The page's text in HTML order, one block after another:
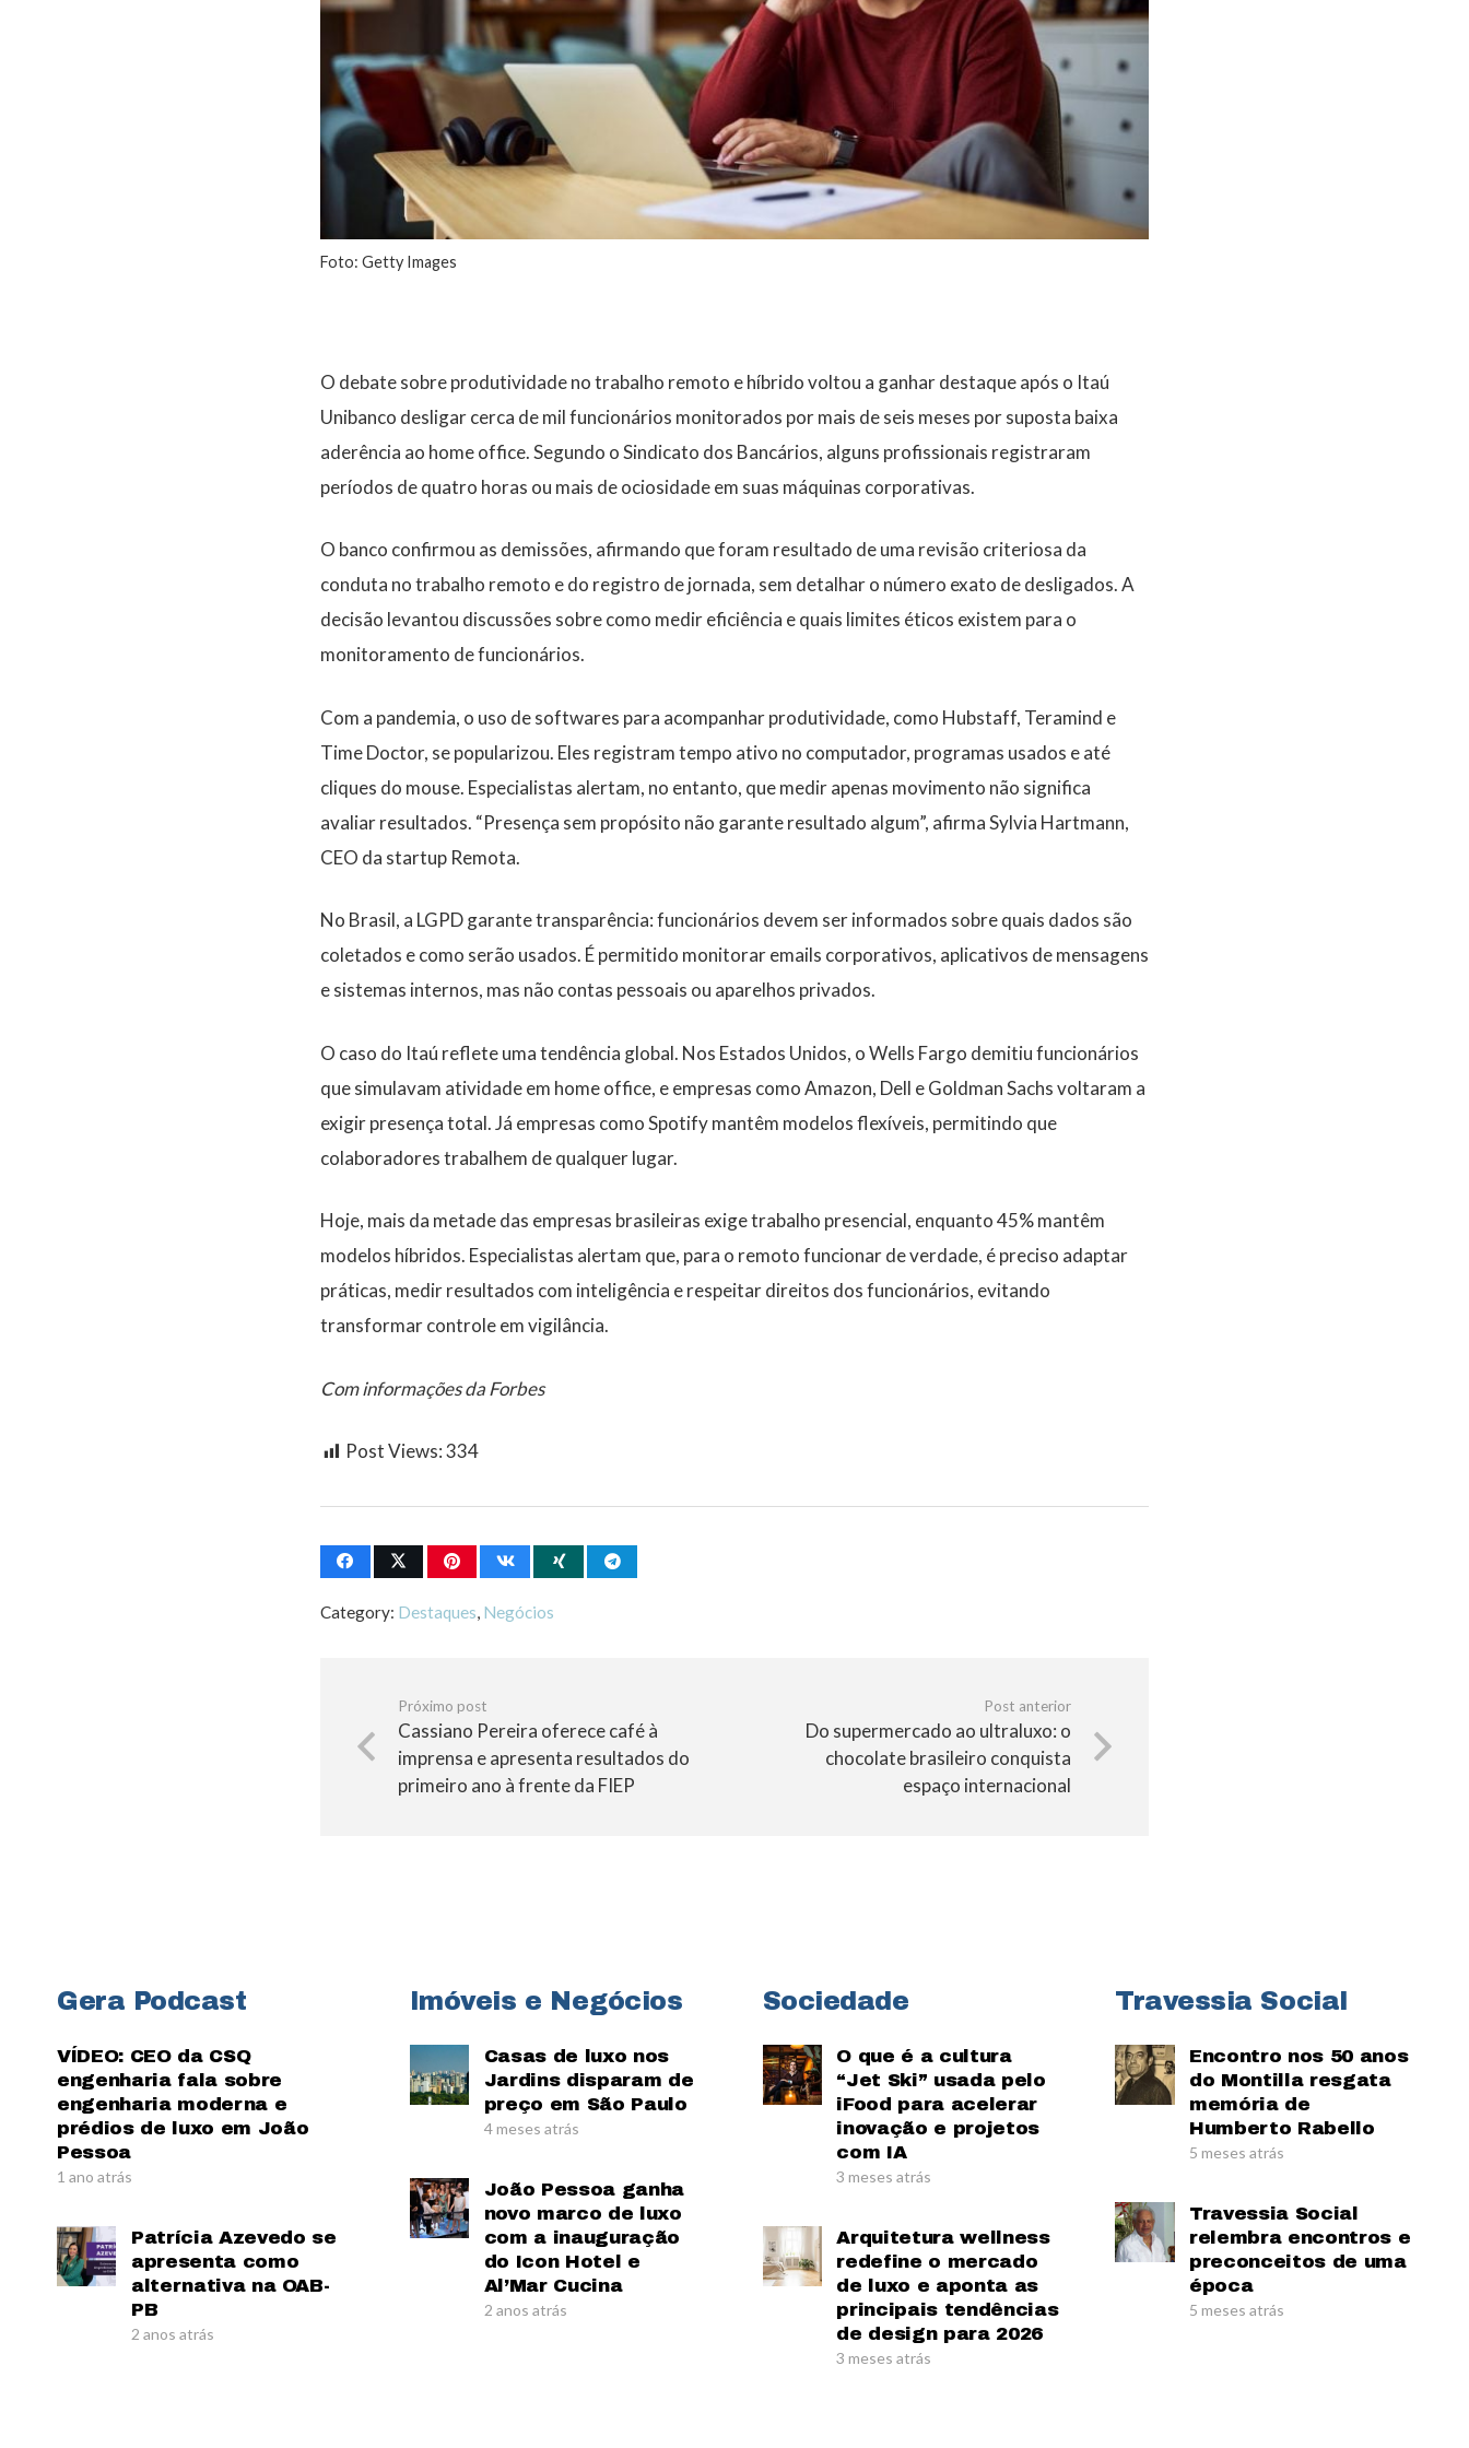
Foto: Getty Images
O debate sobre produtividade no trabalho remoto e híbrido voltou a ganhar destaque após o Itaú
Unibanco desligar cerca de mil funcionários monitorados por mais de seis meses por suposta baixa
aderência ao home office. Segundo o Sindicato dos Bancários, alguns profissionais registraram
períodos de quatro horas ou mais de ociosidade em suas máquinas corporativas.
O banco confirmou as demissões, afirmando que foram resultado de uma revisão criteriosa da
conduta no trabalho remoto e do registro de jornada, sem detalhar o número exato de desligados. A
decisão levantou discussões sobre como medir eficiência e quais limites éticos existem para o
monitoramento de funcionários.
Com a pandemia, o uso de softwares para acompanhar produtividade, como Hubstaff, Teramind e
Time Doctor, se popularizou. Eles registram tempo ativo no computador, programas usados e até
cliques do mouse. Especialistas alertam, no entanto, que medir apenas movimento não significa
avaliar resultados. “Presença sem propósito não garante resultado algum”, afirma Sylvia Hartmann,
CEO da startup Remota.
No Brasil, a LGPD garante transparência: funcionários devem ser informados sobre quais dados são
coletados e como serão usados. É permitido monitorar emails corporativos, aplicativos de mensagens
e sistemas internos, mas não contas pessoais ou aparelhos privados.
O caso do Itaú reflete uma tendência global. Nos Estados Unidos, o Wells Fargo demitiu funcionários
que simulavam atividade em home office, e empresas como Amazon, Dell e Goldman Sachs voltaram a
exigir presença total. Já empresas como Spotify mantêm modelos flexíveis, permitindo que
colaboradores trabalhem de qualquer lugar.
Hoje, mais da metade das empresas brasileiras exige trabalho presencial, enquanto 45% mantêm
modelos híbridos. Especialistas alertam que, para o remoto funcionar de verdade, é preciso adaptar
práticas, medir resultados com inteligência e respeitar direitos dos funcionários, evitando
transformar controle em vigilância.
Com informações da Forbes
Post Views:334
Category: Destaques, Negócios
Próximo post
Cassiano Pereira oferece café à
imprensa e apresenta resultados do
primeiro ano à frente da FIEP
Post anterior
Do supermercado ao ultraluxo: o
chocolate brasileiro conquista
espaço internacional
Gera Podcast
VÍDEO: CEO da CSQ
engenharia fala sobre
engenharia moderna e
prédios de luxo em João
Pessoa
1 ano atrás
Patrícia Azevedo se
apresenta como
alternativa na OAB-
PB
2 anos atrás
Imóveis e Negócios
Casas de luxo nos
Jardins disparam de
preço em São Paulo
4 meses atrás
João Pessoa ganha
novo marco de luxo
com a inauguração
do Icon Hotel e
Al’Mar Cucina
2 anos atrás
Sociedade
O que é a cultura
“Jet Ski” usada pelo
iFood para acelerar
inovação e projetos
com IA
3 meses atrás
Arquitetura wellness
redefine o mercado
de luxo e aponta as
principais tendências
de design para 2026
3 meses atrás
Travessia Social
Encontro nos 50 anos
do Montilla resgata
memória de
Humberto Rabello
5 meses atrás
Travessia Social
relembra encontros e
preconceitos de uma
época
5 meses atrás